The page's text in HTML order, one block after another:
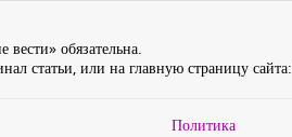
обязательна.
статьи, или на главную страницу сайта:
Политика